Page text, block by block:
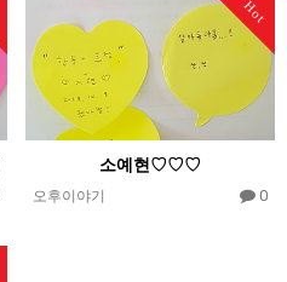
Hot
소예현♡♡♡
오후이야기 0